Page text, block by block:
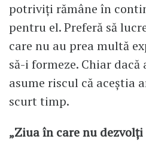
potriviți rămâne în
pentru el. Preferă să
care nu au prea multă
să-i formeze. Chiar dacă
asume riscul că aceștia
scurt timp.
„Ziua în care nu